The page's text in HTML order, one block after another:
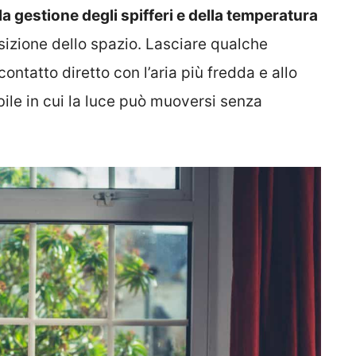
gestione degli spifferi e della temperatura
dello spazio. Lasciare qualche
diretto con l’aria più fredda e allo
in cui la luce può muoversi senza